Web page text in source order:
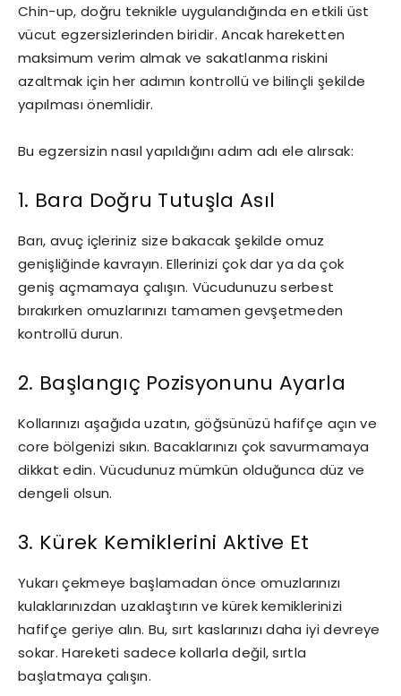
Chin-up, doğru teknikle uygulandığında en etkili üst
vücut egzersizlerinden biridir. Ancak hareketten
maksimum verim almak ve sakatlanma riskini
azaltmak için her adımın kontrollü ve bilinçli şekilde
yapılması önemlidir.
Bu egzersizin nasıl yapıldığını adım adı ele alırsak:
1. Bara Doğru Tutuşla Asıl
Barı, avuç içleriniz size bakacak şekilde omuz
genişliğinde kavrayın. Ellerinizi çok dar ya da çok
geniş açmamaya çalışın. Vücudunuzu serbest
bırakırken omuzlarınızı tamamen gevşetmeden
kontrollü durun.
2. Başlangıç Pozisyonunu Ayarla
Kollarınızı aşağıda uzatın, göğsünüzü hafifçe açın ve
core bölgenizi sıkın. Bacaklarınızı çok savurmamaya
dikkat edin. Vücudunuz mümkün olduğunca düz ve
dengeli olsun.
3. Kürek Kemiklerini Aktive Et
Yukarı çekmeye başlamadan önce omuzlarınızı
kulaklarınızdan uzaklaştırın ve kürek kemiklerinizi
hafifçe geriye alın. Bu, sırt kaslarınızı daha iyi devreye
sokar. Hareketi sadece kollarla değil, sırtla
başlatmaya çalışın.